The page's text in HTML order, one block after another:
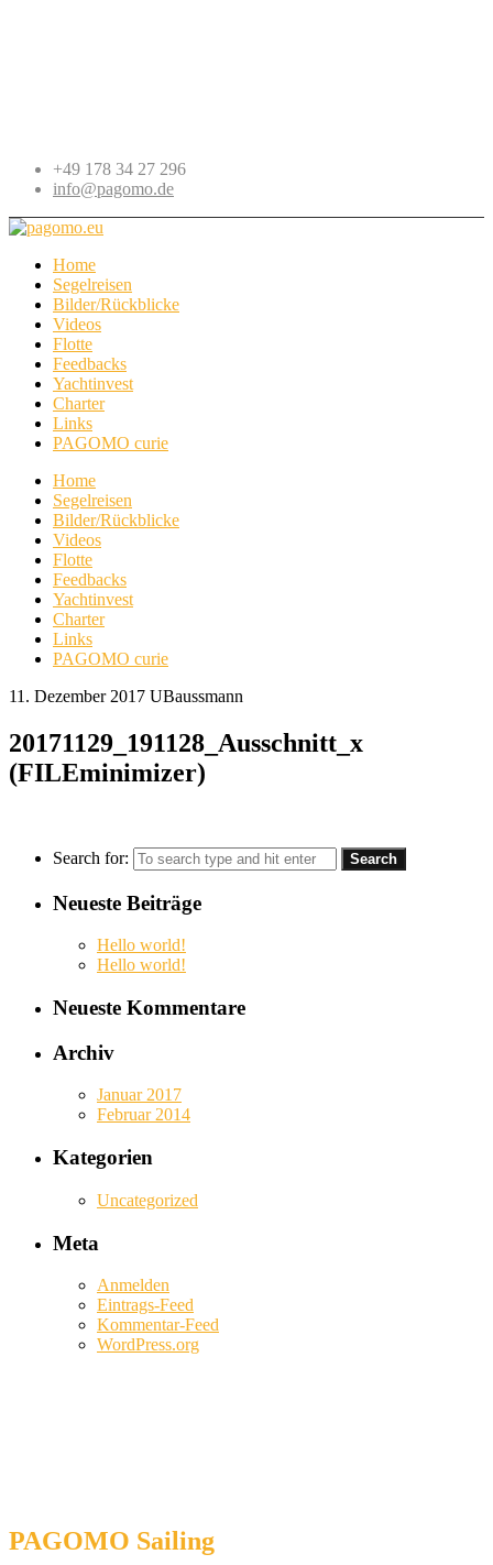
+49 178 34 27 296
info@pagomo.de
Home
Segelreisen
Bilder/Rückblicke
Videos
Flotte
Feedbacks
Yachtinvest
Charter
Links
PAGOMO curie
Home
Segelreisen
Bilder/Rückblicke
Videos
Flotte
Feedbacks
Yachtinvest
Charter
Links
PAGOMO curie
11. Dezember 2017 UBaussmann
20171129_191128_Ausschnitt_x
(FILEminimizer)
Search for:
Neueste Beiträge
Hello world!
Hello world!
Neueste Kommentare
Archiv
Januar 2017
Februar 2014
Kategorien
Uncategorized
Meta
Anmelden
Eintrags-Feed
Kommentar-Feed
WordPress.org
PAGOMO Sailing